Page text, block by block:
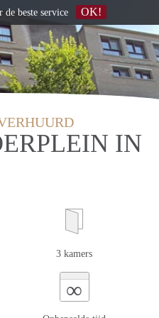
IN
3 kamers
∞
de beste service OK!